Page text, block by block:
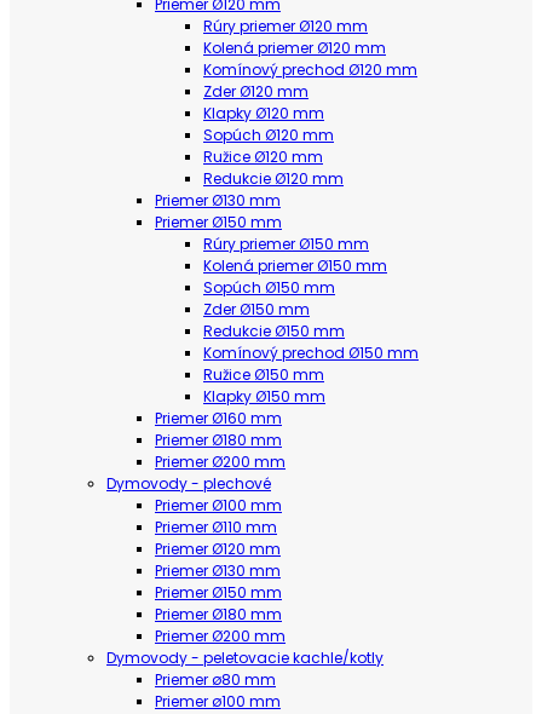
Priemer Ø120 mm
Rúry priemer Ø120 mm
Kolená priemer Ø120 mm
Komínový prechod Ø120 mm
Zder Ø120 mm
Klapky Ø120 mm
Sopúch Ø120 mm
Ružice Ø120 mm
Redukcie Ø120 mm
Priemer Ø130 mm
Priemer Ø150 mm
Rúry priemer Ø150 mm
Kolená priemer Ø150 mm
Sopúch Ø150 mm
Zder Ø150 mm
Redukcie Ø150 mm
Komínový prechod Ø150 mm
Ružice Ø150 mm
Klapky Ø150 mm
Priemer Ø160 mm
Priemer Ø180 mm
Priemer Ø200 mm
Dymovody - plechové
Priemer Ø100 mm
Priemer Ø110 mm
Priemer Ø120 mm
Priemer Ø130 mm
Priemer Ø150 mm
Priemer Ø180 mm
Priemer Ø200 mm
Dymovody - peletovacie kachle/kotly
Priemer ø80 mm
Priemer ø100 mm